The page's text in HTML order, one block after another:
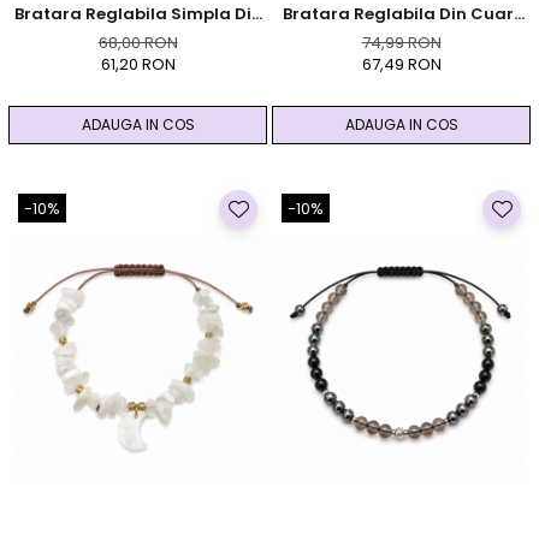
Bratara Reglabila Simpla Din
Turmalina Neagra
68,00 RON
61,20 RON
ADAUGA IN COS
Bratara Reglabila Din Cuart
Roz Cu Elemente Argintii Din
Otel Inoxidabil Si Pandantiv
74,99 RON
67,49 RON
ADAUGA IN COS
-10% -10%